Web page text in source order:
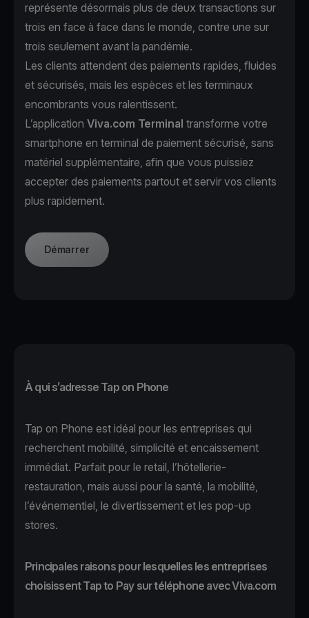
représente désormais plus de deux transactions sur
trois en face à face dans le monde, contre une sur
trois seulement avant la pandémie.
Les clients attendent des paiements rapides, fluides
et sécurisés, mais les espèces et les terminaux
encombrants vous ralentissent.
L’application Viva.com Terminal transforme votre
smartphone en terminal de paiement sécurisé, sans
matériel supplémentaire, afin que vous puissiez
accepter des paiements partout et servir vos clients
plus rapidement.
Démarrer
À qui s’adresse Tap on Phone
Tap on Phone est idéal pour les entreprises qui
recherchent mobilité, simplicité et encaissement
immédiat. Parfait pour le retail, l’hôtellerie-
restauration, mais aussi pour la santé, la mobilité,
l’événementiel, le divertissement et les pop-up
stores.
Principales raisons pour lesquelles les entreprises
choisissent Tap to Pay sur téléphone avec Viva.com